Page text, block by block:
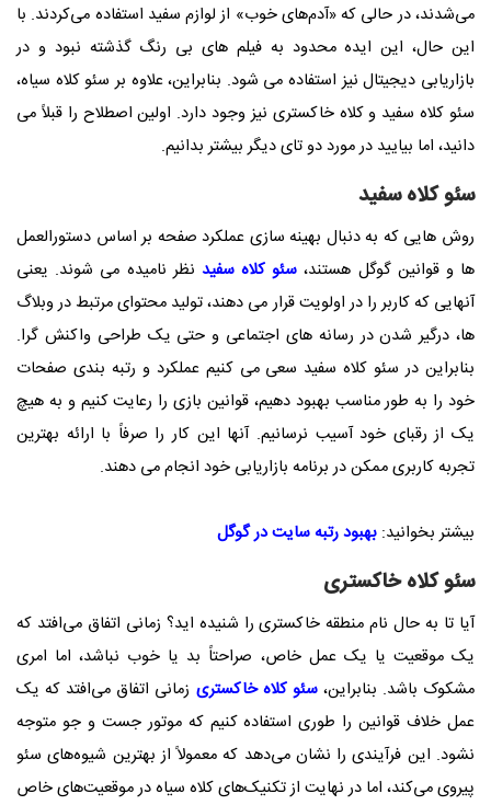
می‌شدند، در حالی که «آدم‌های خوب» از لوازم سفید استفاده می‌کردند. با
این حال، این ایده محدود به فیلم های بی رنگ گذشته نبود و در
بازاریابی دیجیتال نیز استفاده می شود. بنابراین، علاوه بر سئو کلاه سیاه،
سئو کلاه سفید و کلاه خاکستری نیز وجود دارد. اولین اصطلاح را قبلاً می
دانید، اما بیایید در مورد دو تای دیگر بیشتر بدانیم.
سئو کلاه سفید
روش هایی که به دنبال بهینه سازی عملکرد صفحه بر اساس دستورالعمل
ها و قوانین گوگل هستند، سئو کلاه سفید نظر نامیده می شوند. یعنی
آنهایی که کاربر را در اولویت قرار می دهند، تولید محتوای مرتبط در وبلاگ
ها، درگیر شدن در رسانه های اجتماعی و حتی یک طراحی واکنش گرا.
بنابراین در سئو کلاه سفید سعی می کنیم عملکرد و رتبه بندی صفحات
خود را به طور مناسب بهبود دهیم، قوانین بازی را رعایت کنیم و به هیچ
یک از رقبای خود آسیب نرسانیم. آنها این کار را صرفاً با ارائه بهترین
تجربه کاربری ممکن در برنامه بازاریابی خود انجام می دهند.
بیشتر بخوانید: بهبود رتبه سایت در گوگل
سئو کلاه خاکستری
آیا تا به حال نام منطقه خاکستری را شنیده اید؟ زمانی اتفاق می‌افتد که
یک موقعیت یا یک عمل خاص، صراحتاً بد یا خوب نباشد، اما امری
مشکوک باشد. بنابراین،سئو کلاه خاکستری زمانی اتفاق می‌افتد که یک
عمل خلاف قوانین را طوری استفاده کنیم که موتور جست و جو متوجه
نشود. این فرآیندی را نشان می‌دهد که معمولاً از بهترین شیوه‌های سئو
پیروی می‌کند، اما در نهایت از تکنیک‌های کلاه سیاه در موقعیت‌های خاص